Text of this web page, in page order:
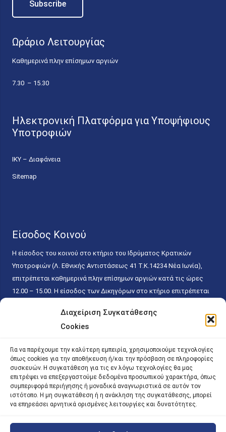
Διαχείριση Συγκατάθεσης
Cookies
Για να παρέχουμε την καλύτερη εμπειρία, χρησιμοποιούμε τεχνολογίες
όπως cookies για την αποθήκευση ή/και την πρόσβαση σε πληροφορίες
συσκευών. Η συγκατάθεση για τις εν λόγω τεχνολογίες θα μας
επιτρέψει να επεξεργαστούμε δεδομένα προσωπικού χαρακτήρα, όπως
συμπεριφορά περιήγησης ή μοναδικά αναγνωριστικά σε αυτόν τον
ιστότοπο. Η μη συγκατάθεση ή η ανάκληση της συγκατάθεσης, μπορεί
να επηρεάσει αρνητικά ορισμένες λειτουργίες και δυνατότητες.
Ωράριο Λειτουργίας
Καθημερινά πλην επίσημων αργιών
7.30 – 15.30
Ηλεκτρονική Πλατφόρμα για Υποψήφιους
Υποτροφιών
ΙΚΥ – Διαφάνεια
Sitemap
Είσοδος Κοινού
Η είσοδος του κοινού στο κτήριο του Ιδρύματος Κρατικών
Υποτροφιών (Λ. Εθνικής Αντιστάσεως 41 T.K.14234 Νέα Ιωνία),
επιτρέπεται καθημερινά πλην επίσημων αργιών κατά τις ώρες
12.00 – 15.00. Η είσοδος των Δικηγόρων στο κτήριο επιτρέπεται
κάθε εργάσιμη ημέρα και ώρα χωρίς κανέναν χρονικό ή άλλο
περιορισμό. Η είσοδος του κοινού ειδικά στο γραφείο του
15.00. Η εξυπηρέτηση του κοινού πραγματοποιείται βάσει των
παγίων ισχυουσών διατάξεων. Για την αποφυγή συνωστισμού
εντός του εσωτερικού χώρου εξυπηρέτησης και αναμονής του
κοινού, η εξυπηρέτησή του δύναται να πραγματοποιείται κατόπιν
προγραμματισμένου ραντεβού.